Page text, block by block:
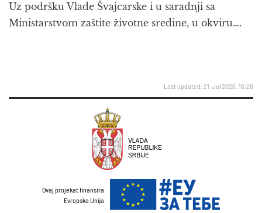
Uz podršku Vlade Švajcarske i u saradnji sa
Ministarstvom zaštite životne sredine, u okviru….
Last updated: 21. Jul 2026. 16:26
Ovaj projekat finansira
Evropska Unija